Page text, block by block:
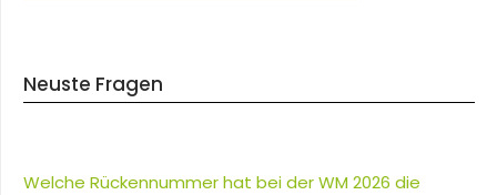
Neuste Fragen
Welche Rückennummer hat bei der WM 2026 die